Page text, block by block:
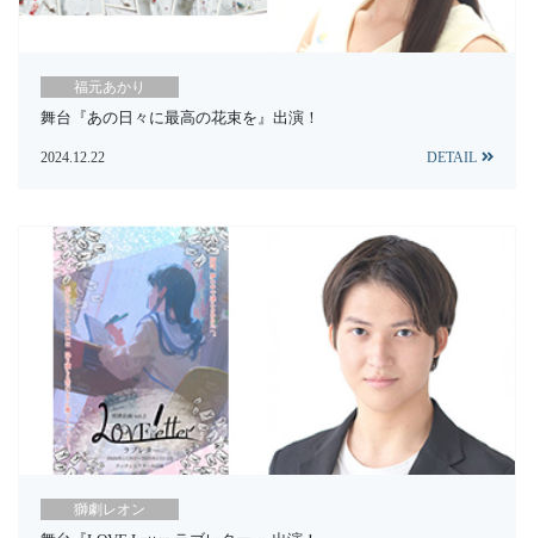
福元あかり
舞台『あの日々に最高の花束を』出演！
2024.12.22 DETAIL
獅劇レオン